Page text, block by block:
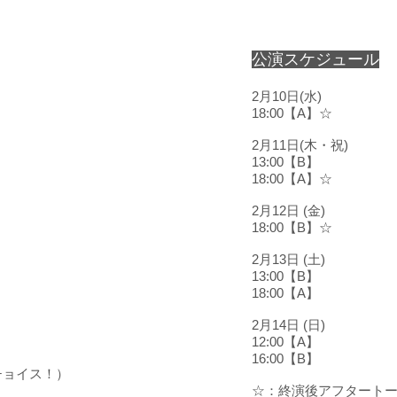
イス！）
公演スケジュール
2月10日
18:00【A】☆
2月11日(木・祝)
13:00【B】
18:00【A】☆
2月12
18:00【B】☆
2月13日 (土)
13:00【B】
18:00【A】
2月14日 (日)
12:00【A】
16:00【B】
☆：終演後アフタート